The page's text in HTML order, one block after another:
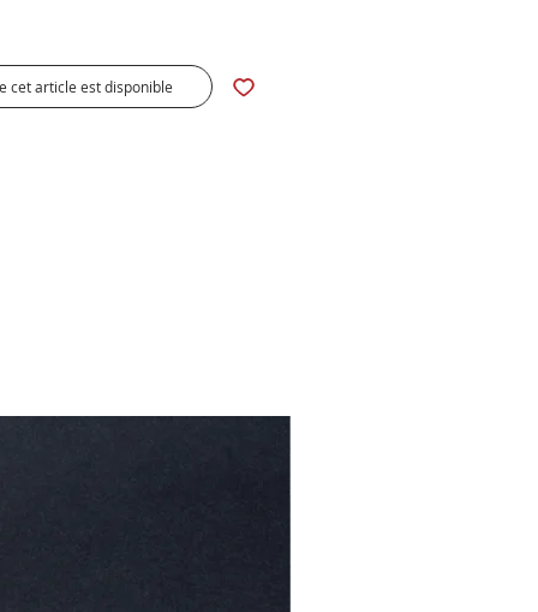
cet article est disponible